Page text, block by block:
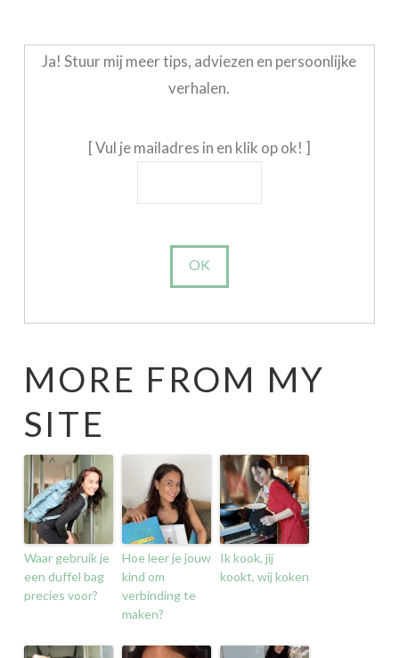
Ja! Stuur mij meer tips, adviezen en persoonlijke
verhalen.
[ Vul je mailadres in en klik op ok! ]
MORE FROM MY
SITE
Waar gebruik je
een duffel bag
precies voor?
Hoe leer je jouw
kind om
verbinding te
maken?
Ik kook, jij
kookt, wij koken